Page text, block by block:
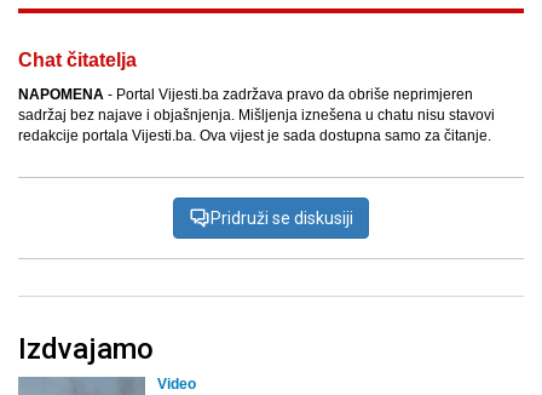
Chat čitatelja
NAPOMENA - Portal Vijesti.ba zadržava pravo da obriše neprimjeren
sadržaj bez najave i objašnjenja. Mišljenja iznešena u chatu nisu stavovi
redakcije portala Vijesti.ba. Ova vijest je sada dostupna samo za čitanje.
Pridruži se diskusiji
Izdvajamo
Video